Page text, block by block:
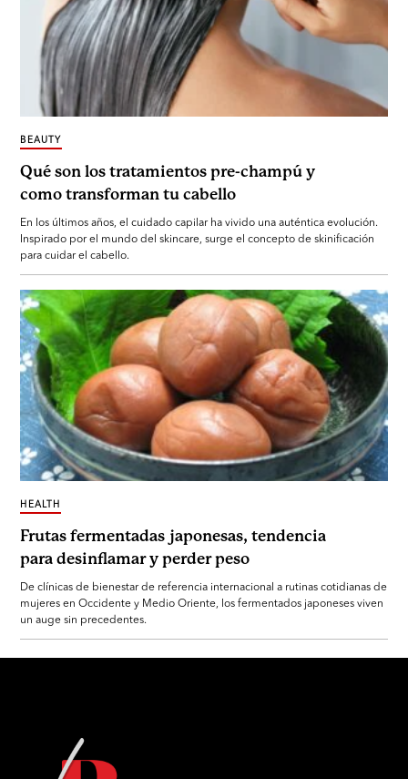
Qué son los tratamientos pre-champú y
como transforman tu cabello
BEAUTY
En los últimos años, el cuidado capilar ha vivido una auténtica evolución.
Inspirado por el mundo del skincare, surge el concepto de skinificación
para cuidar el cabello.
Frutas fermentadas japonesas, tendencia
para desinflamar y perder peso
HEALTH
De clínicas de bienestar de referencia internacional a rutinas cotidianas de
mujeres en Occidente y Medio Oriente, los fermentados japoneses viven
un auge sin precedentes.